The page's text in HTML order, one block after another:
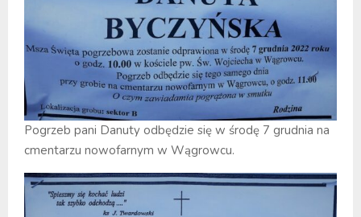
Pogrzeb pani Danuty odbędzie się w środę 7 grudnia na
cmentarzu nowofarnym w Wągrowcu.